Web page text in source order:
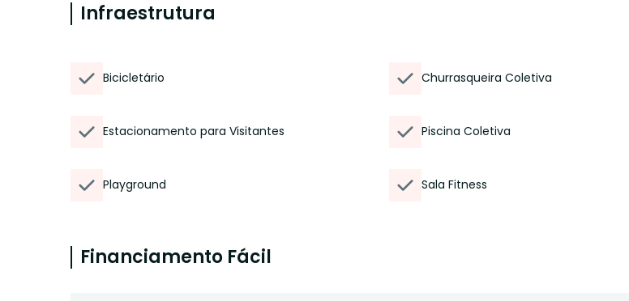
Infraestrutura
Bicicletário Churrasqueira Coletiva
Estacionamento para Visitantes Piscina Coletiva
Playground Sala Fitness
Financiamento Fácil